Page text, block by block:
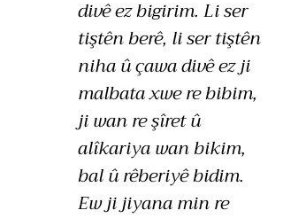
divê ez bigirim. Li ser
tiştên berê, li ser tiştên
niha û çawa divê ez ji
malbata xwe re bibim,
ji wan re şîret û
alîkariya wan bikim,
bal û rêberiyê bidim.
Ew ji jiyana min re